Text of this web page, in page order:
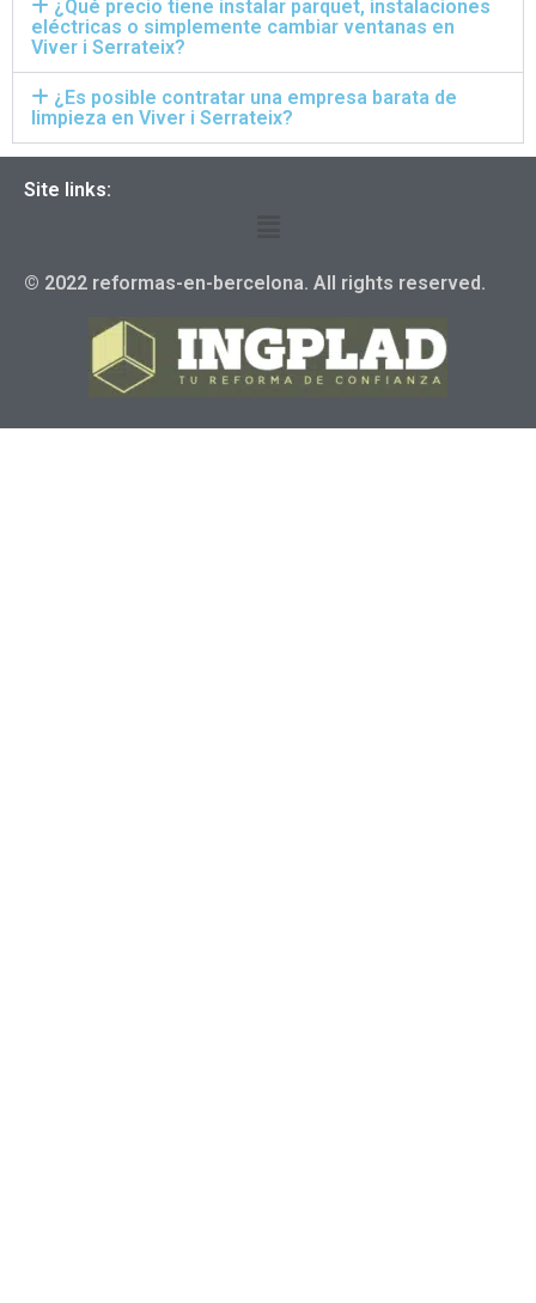
¿Qué precio tiene instalar parquet, instalaciones
eléctricas o simplemente cambiar ventanas en
Viver i Serrateix?
¿Es posible contratar una empresa barata de
limpieza en Viver i Serrateix?
Site links:
© 2022 reformas-en-bercelona. All rights reserved.